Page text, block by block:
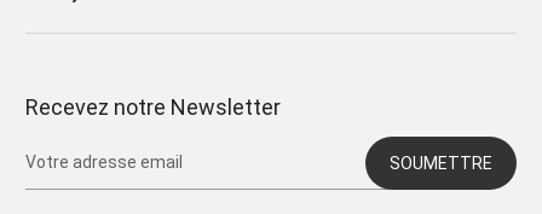
Recevez notre Newsletter
SOUMETTRE